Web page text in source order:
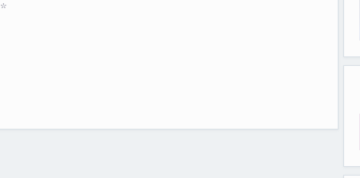
*